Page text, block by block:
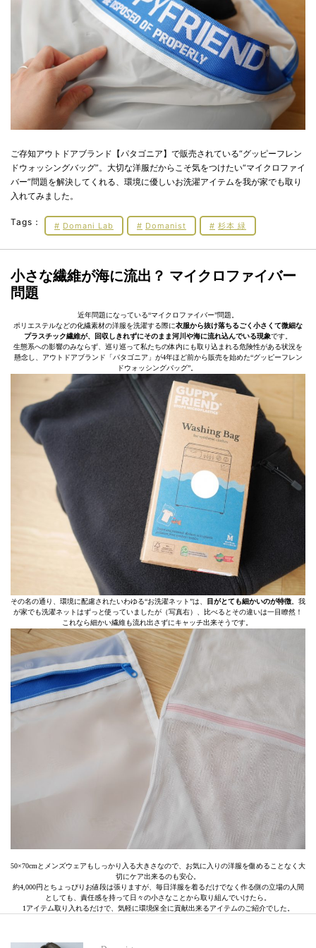
ご存知アウトドアブランド【パタゴニア】で販売されている“グッピーフレン
ドウォッシングバッグ”。大切な洋服だからこそ気をつけたい“マイクロファイ
バー”問題を解決してくれる、環境に優しいお洗濯アイテムを我が家でも取り
入れてみました。
Tags： Domani Lab Domanist 杉本 緑
小さな繊維が海に流出？ マイクロファイバー
問題
近年問題になっている“マイクロファイバー”問題。
ポリエステルなどの化繊素材の洋服を洗濯する際に衣服から抜け落ちるごく小さくて微細な
プラスチック繊維が、回収しきれずにそのまま河川や海に流れ込んでいる現象です。
生態系への影響のみならず、巡り巡って私たちの体内にも取り込まれる危険性がある状況を
懸念し、アウトドアブランド「パタゴニア」が4年ほど前から販売を始めた“グッピーフレン
ドウォッシングバッグ”。
その名の通り、環境に配慮されたいわゆる“お洗濯ネット”は、 目がとても細かいのが特徴 。我
が家でも洗濯ネットはずっと使っていましたが（写真右）、比べるとその違いは一目瞭然！
これなら細かい繊維も流れ出さずにキャッチ出来そうです。
50×70cmとメンズウェアもしっかり入る大きさなので、お気に入りの洋服を傷めることなく大
切にケア出来るのも安心。
約4,000円とちょっぴりお値段は張りますが、毎日洋服を着るだけでなく作る側の立場の人間
としても、責任感を持って日々の小さなことから取り組んでいけたら。
1アイテム取り入れるだけで、気軽に環境保全に貢献出来るアイテムのご紹介でした。